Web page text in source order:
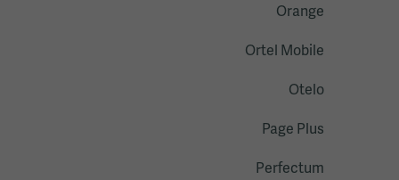
Orange
Ortel Mobile
Otelo
Page Plus
Perfectum